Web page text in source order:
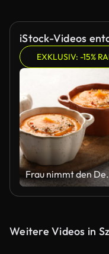
iStock-Videos
EXKLUSIV: -15%
Frau nimmt den Deckel
Weitere Videos in